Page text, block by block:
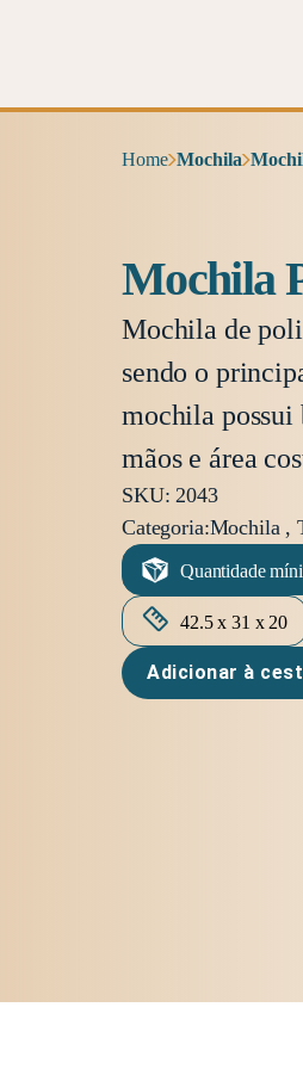
Home Mochila
Mochila
Mochila de
sendo o
mochila possui
mãos e área
SKU: 2043
Categoria:Mochila ,
Quantidade
42.5 x 31 x 20
Adicionar à